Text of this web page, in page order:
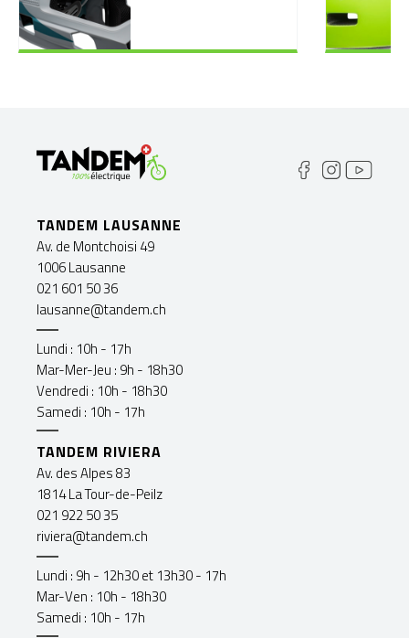
TANDEM LAUSANNE
Av. de Montchoisi 49
1006 Lausanne
021 601 50 36
lausanne@tandem.ch
Lundi : 10h - 17h
Mar-Mer-Jeu : 9h - 18h30
Vendredi : 10h - 18h30
Samedi : 10h - 17h
TANDEM RIVIERA
Av. des Alpes 83
1814 La Tour-de-Peilz
021 922 50 35
riviera@tandem.ch
Lundi : 9h - 12h30 et 13h30 - 17h
Mar-Ven : 10h - 18h30
Samedi : 10h - 17h